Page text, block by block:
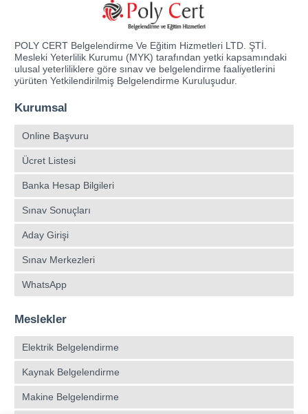
POLY CERT Belgelendirme Ve Eğitim Hizmetleri LTD. ŞTİ.
Mesleki Yeterlilik Kurumu (MYK) tarafından yetki kapsamındaki
ulusal yeterliliklere göre sınav ve belgelendirme faaliyetlerini
yürüten Yetkilendirilmiş Belgelendirme Kuruluşudur.
Kurumsal
Online Başvuru
Ücret Listesi
Banka Hesap Bilgileri
Sınav Sonuçları
Aday Girişi
Sınav Merkezleri
WhatsApp
Meslekler
Elektrik Belgelendirme
Kaynak Belgelendirme
Makine Belgelendirme